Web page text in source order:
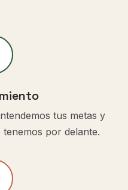
tus metas y
por delante.